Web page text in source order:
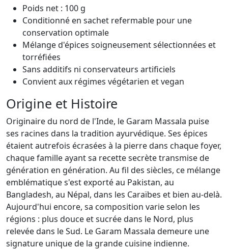
Poids net : 100 g
Conditionné en sachet refermable pour une
conservation optimale
Mélange d'épices soigneusement sélectionnées et
torréfiées
Sans additifs ni conservateurs artificiels
Convient aux régimes végétarien et vegan
Origine et Histoire
Originaire du nord de l'Inde, le Garam Massala puise
ses racines dans la tradition ayurvédique. Ses épices
étaient autrefois écrasées à la pierre dans chaque foyer,
chaque famille ayant sa recette secrète transmise de
génération en génération. Au fil des siècles, ce mélange
emblématique s'est exporté au Pakistan, au
Bangladesh, au Népal, dans les Caraïbes et bien au-delà.
Aujourd'hui encore, sa composition varie selon les
régions : plus douce et sucrée dans le Nord, plus
relevée dans le Sud. Le Garam Massala demeure une
signature unique de la grande cuisine indienne.